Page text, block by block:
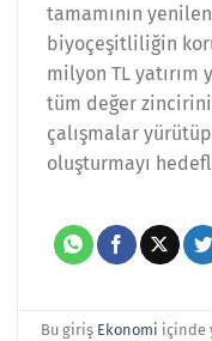
tamamının
biyoçeşitliliğin
milyon TL yatırım
tüm değer
çalışmalar
oluşturmayı
Bu giriş Ekonomi içinde